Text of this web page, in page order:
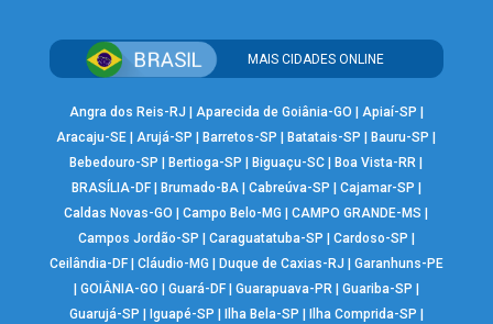
MAIS CIDADES ONLINE
Angra dos Reis-RJ Aparecida de Goiânia-GO Apiaí-SP
Aracaju-SE |Arujá-SP Barretos-SP Batatais-SP Bauru-SP
Bebedouro-SP
Bertioga-SP Biguaçu-SC Boa Vista-RR
BRASÍLIA-DF| Brumado-BA| Cabreúva-SP Cajamar-SP
Caldas Novas-GO
|Campo Belo-MG |CAMPO GRANDE-MS
Campos Jordão-SP
Caraguatatuba-SP Cardoso-SP
Ceilândia-DF| Cláudio-MG Duque de Caxias-RJ
Garanhuns-PE
GOIÂNIA-GO Guará-DF| Guarapuava-PR| Guariba-SP
Guarujá-SP
Iguapé-SP Ilha Bela-SP Ilha Comprida-SP